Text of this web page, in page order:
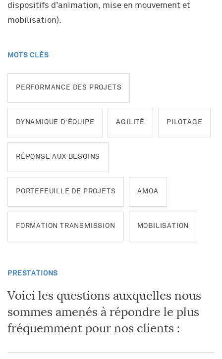
Santé
Entreprises industrielles et de services
Événements sportifs et culturels
Données clés
Réseau d’écoles
NOUS REJOINDRE
Nos offres
Candidature spontanée
dispositifs d’animation, mise en mouvement et
mobilisation).
MOTS CLÉS
PERFORMANCE DES PROJETS
DYNAMIQUE D’ÉQUIPE AGILITÉ PILOTAGE
RÉPONSE AUX BESOINS
PORTEFEUILLE DE PROJETS AMOA
FORMATION TRANSMISSION MOBILISATION
PRESTATIONS
Voici les questions auxquelles nous
sommes amenés à répondre le plus
fréquemment pour nos clients :